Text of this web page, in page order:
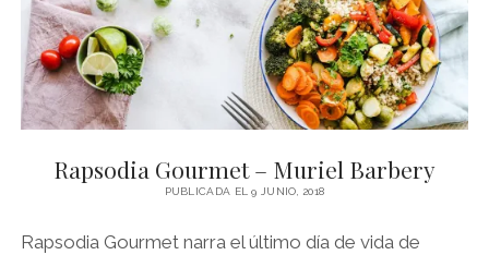
Rapsodia Gourmet – Muriel Barbery
PUBLICADA EL 9 JUNIO, 2018
Rapsodia Gourmet narra el último día de vida de